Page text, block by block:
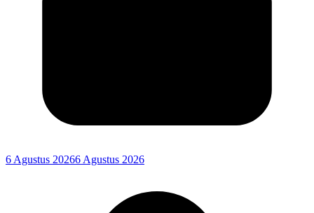
6 Agustus 20266 Agustus 2026